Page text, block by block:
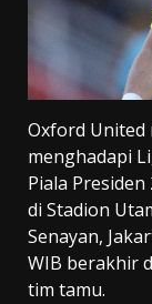
Oxford United
menghadapi
Piala
di Stadion
Senayan,
WIB berakhir
tim tamu.